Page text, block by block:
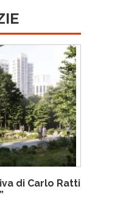
di Carlo Ratti